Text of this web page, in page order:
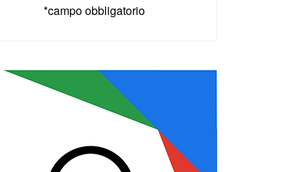
*campo obbligatorio